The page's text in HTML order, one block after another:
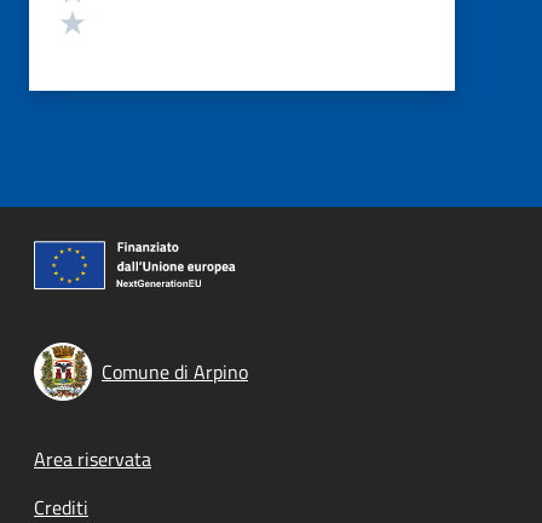
Comune di Arpino
Footer menu
Area riservata
Crediti